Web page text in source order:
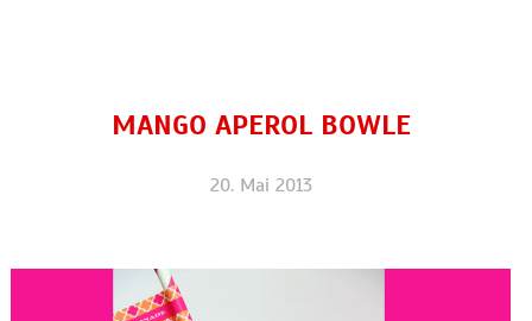
MANGO APEROL BOWLE
20. Mai 2013